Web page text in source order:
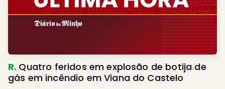
R. Quatro feridos em explosão de botija de
gás em incêndio em Viana do Castelo